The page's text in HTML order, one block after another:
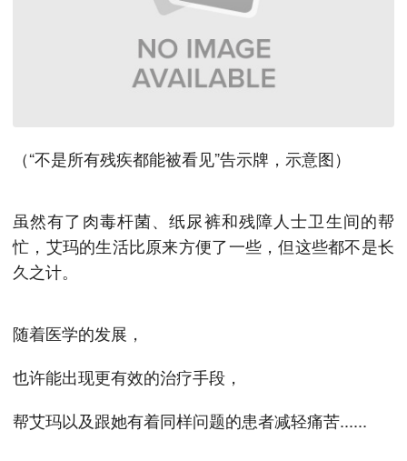
（“不是所有残疾都能被看见”告示牌，示意图）
虽然有了肉毒杆菌、纸尿裤和残障人士卫生间的帮
忙，艾玛的生活比原来方便了一些，但这些都不是长
久之计。
随着医学的发展，
也许能出现更有效的治疗手段，
帮艾玛以及跟她有着同样问题的患者减轻痛苦......